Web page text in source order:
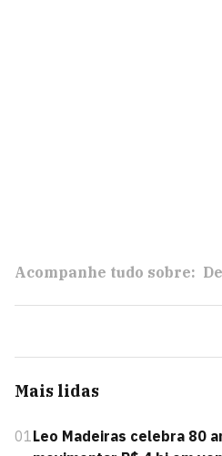
Acompanhe tudo sobre:
Mais lidas
01Leo Madeiras celebra 80